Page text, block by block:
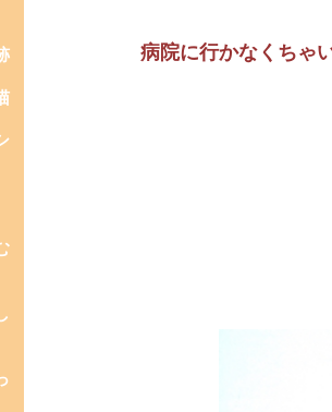
病院に行かなくちゃ